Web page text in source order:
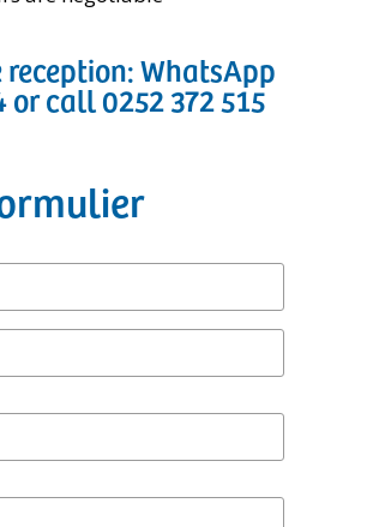
WhatsApp
or call 0252 372 515